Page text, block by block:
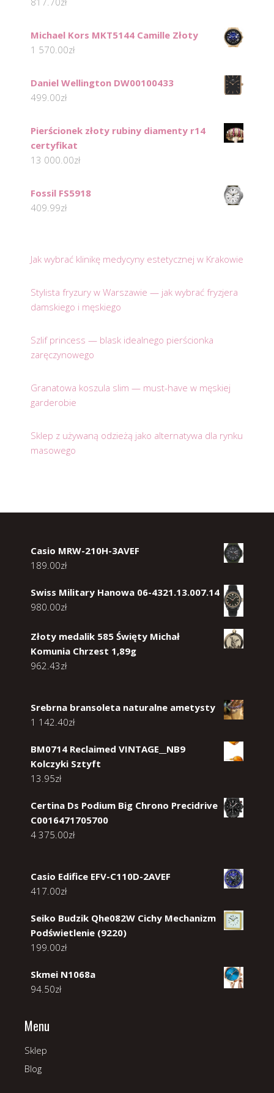
Michael Kors MKT5144 Camille Złoty
1 570.00zł
Daniel Wellington DW00100433
499.00zł
Pierścionek złoty rubiny diamenty r14
certyfikat
13 000.00zł
Fossil FS5918
409.99zł
Jak wybrać klinikę medycyny estetycznej w Krakowie
Stylista fryzury w Warszawie — jak wybrać fryzjera
damskiego i męskiego
Szlif princess — blask idealnego pierścionka
zaręczynowego
Granatowa koszula slim — must-have w męskiej
garderobie
Sklep z używaną odzieżą jako alternatywa dla rynku
masowego
Casio MRW-210H-3AVEF
189.00zł
Swiss Military Hanowa 06-4321.13.007.14
980.00zł
Złoty medalik 585 Święty Michał
Komunia Chrzest 1,89g
962.43zł
Srebrna bransoleta naturalne ametysty
1 142.40zł
BM0714 Reclaimed VINTAGE__NB9
Kolczyki Sztyft
13.95zł
Certina Ds Podium Big Chrono Precidrive
C0016471705700
4 375.00zł
Casio Edifice EFV-C110D-2AVEF
417.00zł
Seiko Budzik Qhe082W Cichy Mechanizm
Podświetlenie (9220)
199.00zł
Skmei N1068a
94.50zł
Menu
Sklep
Blog